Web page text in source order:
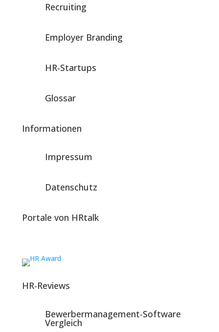
Recruiting
Employer Branding
HR-Startups
Glossar
Informationen
Impressum
Datenschutz
Portale von HRtalk
HR-Reviews
Bewerbermanagement-Software
Vergleich